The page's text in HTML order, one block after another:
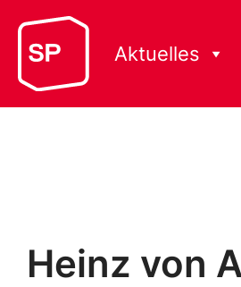
Aktuelles
Heinz von